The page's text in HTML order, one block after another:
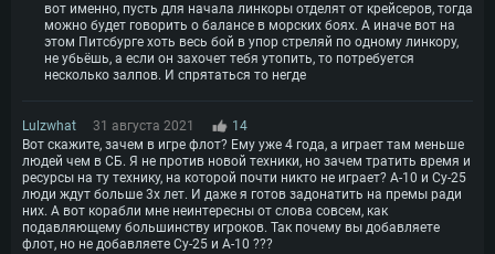
вот именно, пусть для начала линкоры отделят от крейсеров, тогда
можно будет говорить о балансе в морских боях. А иначе вот на
этом Питсбурге хоть весь бой в упор стреляй по одному линкору,
не убьёшь, а если он захочет тебя утопить, то потребуется
несколько залпов. И спрятаться то негде
Lulzwhat 31 августа 2021
14
Вот скажите, зачем в игре флот? Ему уже 4 года, а играет там меньше
людей чем в СБ. Я не против новой техники, но зачем тратить время и
ресурсы на ту технику, на которой почти никто не играет? А-10 и Су-25
люди ждут больше 3х лет. И даже я готов задонатить на премы ради
них. А вот корабли мне неинтересны от слова совсем, как
подавляющему большинству игроков. Так почему вы добавляете
флот, но не добавляете Су-25 и А-10 ???